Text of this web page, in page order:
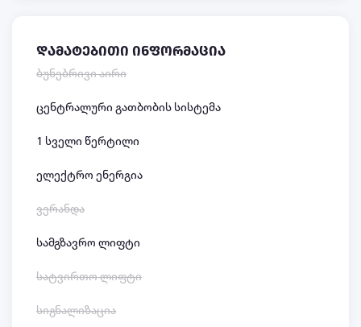
დამატებითი ინფორმაცია
ბუნებრივი აირი
ცენტრალური გათბობის სისტემა
1 სველი წერტილი
ელექტრო ენერგია
ვერანდა
სამგზავრო ლიფტი
სატვირთო ლიფტი
სიგნალიზაცია